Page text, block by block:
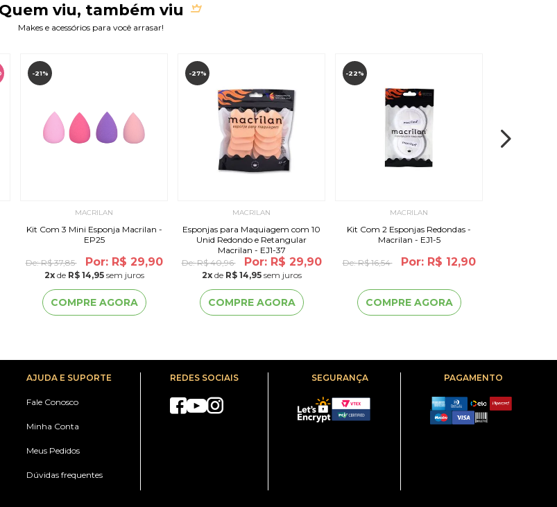
Quem viu, também viu
Makes e acessórios para você arrasar!
-21%
MACRILAN
Kit Com 3 Mini Esponja Macrilan -
EP25
De:R$ 37,85 Por: R$ 29,90
2xde R$ 14,95sem juros
COMPRE AGORA
-27%
MACRILAN
Esponjas para Maquiagem com 10
Unid Redondo e Retangular
Macrilan - EJ1-37
De:R$ 40,96 Por: R$ 29,90
2xde R$ 14,95sem juros
COMPRE AGORA
-22%
MACRILAN
Kit Com 2 Esponjas Redondas -
Macrilan - EJ1-5
De:R$ 16,54 Por: R$ 12,90
COMPRE AGORA
AJUDA E SUPORTE
Fale Conosco
Minha Conta
Meus Pedidos
Dúvidas frequentes
REDES SOCIAIS SEGURANÇA PAGAMENTO